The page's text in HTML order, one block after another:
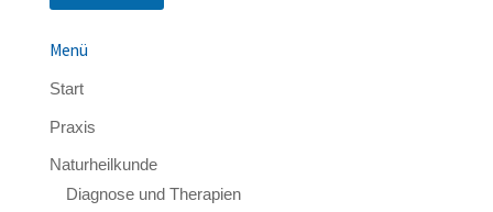
Menü
Start
Praxis
Naturheilkunde
Diagnose und Therapien